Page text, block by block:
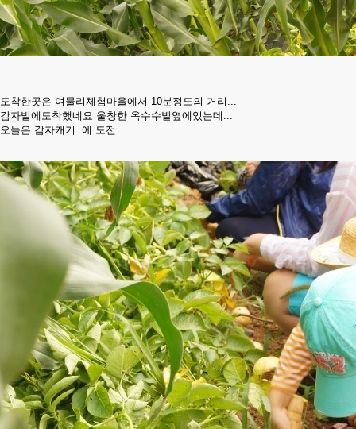
도착한곳은 여물리체험마을에서 10분정도의 거리...
감자밭에도착했네요 울창한 옥수수밭옆에있는데...
오늘은 감자캐기..에 도전...